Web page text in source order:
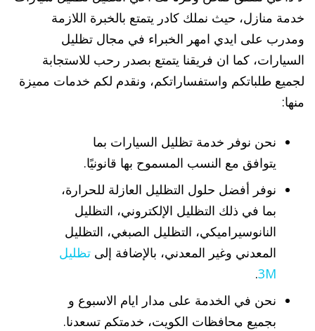
خدمة منازل، حيث نملك كادر يتمتع بالخبرة اللازمة
ومدرب على ايدي امهر الخبراء في مجال تظليل
السيارات، كما ان فريقنا يتمتع بصدر رحب للاستجابة
لجميع طلباتكم واستفساراتكم، ونقدم لكم خدمات مميزة
منها:
نحن نوفر خدمة تظليل السيارات بما
يتوافق مع النسب المسموح بها قانونيًا.
نوفر أفضل حلول التظليل العازلة للحرارة،
بما في ذلك التظليل الإلكتروني، التظليل
النانوسيراميكي، التظليل الصبغي، التظليل
المعدني وغير المعدني، بالإضافة إلى تظليل
3M
.
نحن في الخدمة على مدار ايام الاسبوع و
بجميع محافظات الكويت، خدمتكم تسعدنا.